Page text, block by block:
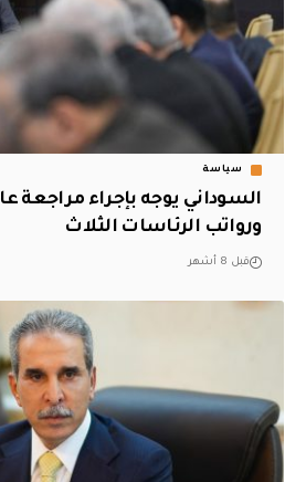
سياسة
السوداني يوجه بإجراء
ورواتب الرئاسات الثلاث
قبل 8 أشهر